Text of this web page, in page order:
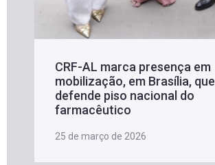
CRF-AL marca presença em
mobilização, em Brasília, que
defende piso nacional do
farmacêutico
25 de março de 2026